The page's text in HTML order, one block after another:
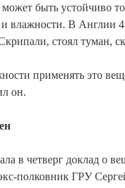
быть устойчиво
и влажности. В Англии 4
стоял туман,
применять это
он.
в четверг доклад о
полковник ГРУ